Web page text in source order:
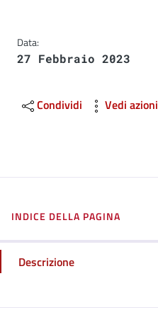
Data:
27 Febbraio 2023
Condividi Vedi azioni
INDICE DELLA PAGINA
Descrizione